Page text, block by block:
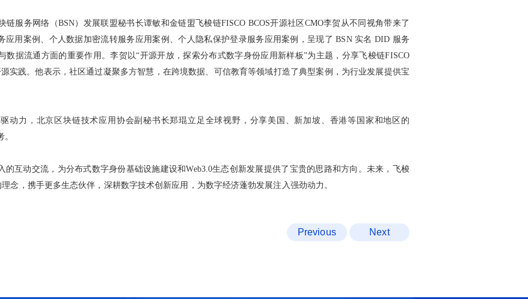
服务网络（BSN）发展联盟秘书长谭敏和金链盟飞梭链FISCO BCOS开源社区CMO李贺从不同视角带来了
应用案例、个人数据加密流转服务应用案例、个人隐私保护登录服务应用案例，呈现了 BSN 实名 DID 服务
数据流通方面的重要作用。李贺以“开源开放，探索分布式数字身份应用新样板”为主题，分享飞梭链FISCO
实践。他表示，社区通过凝聚多方智慧，在跨境数据、可信教育等领域打造了典型案例，为行业发展提供宝
动力，北京区块链技术应用协会副秘书长郑琨立足全球视野，分享美国、新加坡、香港等国家和地区的
的互动交流，为分布式数字身份基础设施建设和Web3.0生态创新发展提供了宝贵的思路和方向。未来，飞梭
念，携手更多生态伙伴，深耕数字技术创新应用，为数字经济蓬勃发展注入强劲动力。
Previous Next